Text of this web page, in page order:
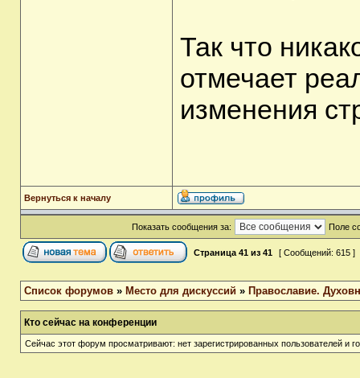
Так что
отмечает
изменения
Вернуться к началу
Показать сообщения за: Поле
Страница 41 из 41 [ Сообщений: 615 ]
Список форумов » Место для дискуссий » Православие.
Кто сейчас на конференции
Сейчас этот форум просматривают: нет зарегистрированных пользователей и